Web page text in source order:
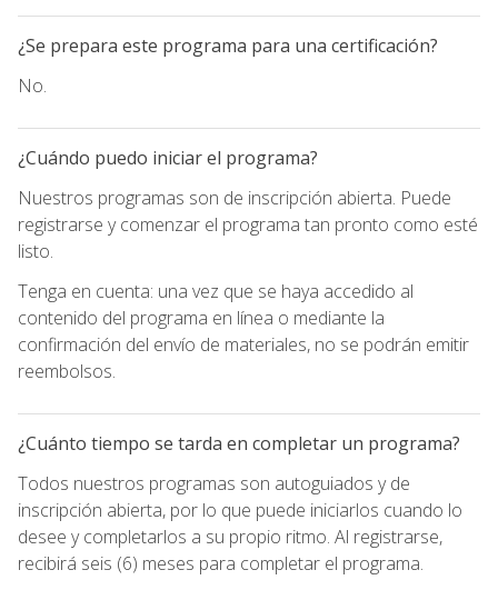
¿Se prepara este programa para una certificación?
No.
¿Cuándo puedo iniciar el programa?
Nuestros programas son de inscripción abierta. Puede
registrarse y comenzar el programa tan pronto como esté
listo.
Tenga en cuenta: una vez que se haya accedido al
contenido del programa en línea o mediante la
confirmación del envío de materiales, no se podrán emitir
reembolsos.
¿Cuánto tiempo se tarda en completar un programa?
Todos nuestros programas son autoguiados y de
inscripción abierta, por lo que puede iniciarlos cuando lo
desee y completarlos a su propio ritmo. Al registrarse,
recibirá seis (6) meses para completar el programa.